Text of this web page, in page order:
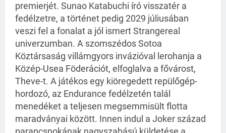
premierjét. Sunao Katabuchi író visszatér a
fedélzetre, a történet pedig 2029 júliusában
veszi fel a fonalat a jól ismert Strangereal
univerzumban. A szomszédos Sotoa
Köztársaság villámgyors invázióval lerohanja a
Közép-Usea Föderációt, elfoglalva a fővárost,
Theve-t. A játékos egy kiöregedett repülőgép-
hordozó, az Endurance fedélzetén talál
menedéket a teljesen megsemmisült flotta
maradványai között. Innen indul a Joker század